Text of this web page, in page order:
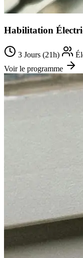
Habilitation
3 Jours (21h)
Voir le programme